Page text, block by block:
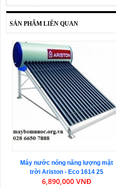
SẢN PHẨM LIÊN QUAN
Máy nước nóng năng lượng mặt
trời Ariston - Eco 1614 25
6,890,000 VNĐ